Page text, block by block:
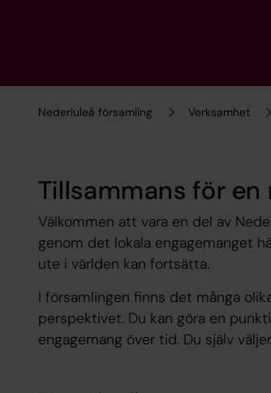
Nederluleå församling Verksamhet
Tillsammans för
Välkommen att vara en del av
genom det lokala engagemanget
ute i världen kan fortsätta.
I församlingen finns det många
perspektivet. Du kan göra en
engagemang över tid. Du själv